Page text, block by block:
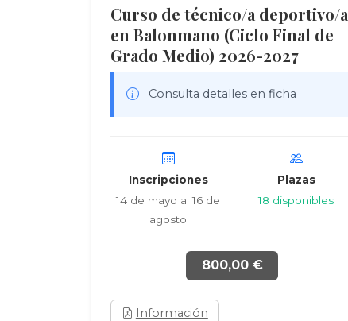
Curso de técnico/a deportivo/a
en Balonmano (Ciclo Final de
Grado Medio) 2026-2027
Consulta detalles en ficha
Inscripciones
14 de mayo al 16 de
agosto
Plazas
18 disponibles
800,00 €
Información